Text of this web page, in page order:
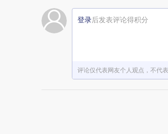
登录后发表评论得积分
评论仅代表网友个人观点，不代